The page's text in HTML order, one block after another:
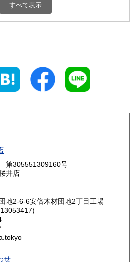
600円 富山県
静岡県
円 三重県
円 京都府 600円
600円
600円 広島県 600円
円
600円
すべて表示
第305551309160号
井店
地2-6-6安倍木材団地2丁目工場
せ